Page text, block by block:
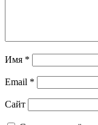
Имя *
Email *
Сайт